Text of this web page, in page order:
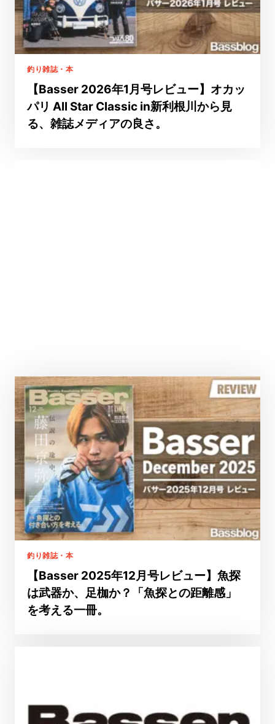
【Basser 2026年1月号レビュー】オカッ
パリ All Star Classic in新利根川から見
る、雑誌メディアの良さ。
釣り雑誌・本
【Basser 2025年12月号レビュー】魚探
は武器か、足枷か？「魚探との距離感」
を考える一冊。
釣り雑誌・本